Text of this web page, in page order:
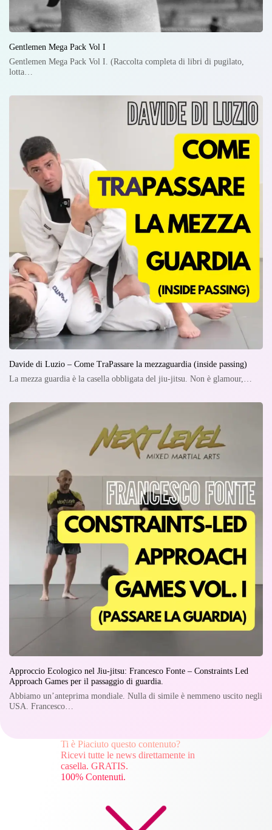
Gentlemen Mega Pack Vol I
Gentlemen Mega Pack Vol I. (Raccolta completa di libri di pugilato,
lotta…
Davide di Luzio – Come TraPassare la mezzaguardia (inside passing)
La mezza guardia è la casella obbligata del jiu-jitsu. Non è glamour,…
Approccio Ecologico nel Jiu-jitsu: Francesco Fonte – Constraints Led
Approach Games per il passaggio di guardia.
Abbiamo un’anteprima mondiale. Nulla di simile è nemmeno uscito negli
USA. Francesco…
Ti è Piaciuto questo contenuto?
Ricevi tutte le news direttamente in
casella. GRATIS.
100% Contenuti.